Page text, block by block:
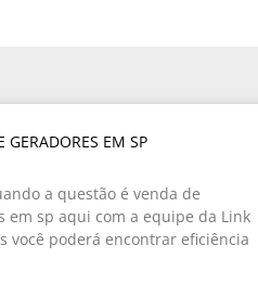
GERADORES EM SP
a questão é venda de
em sp aqui com a equipe da Link
você poderá encontrar eficiência